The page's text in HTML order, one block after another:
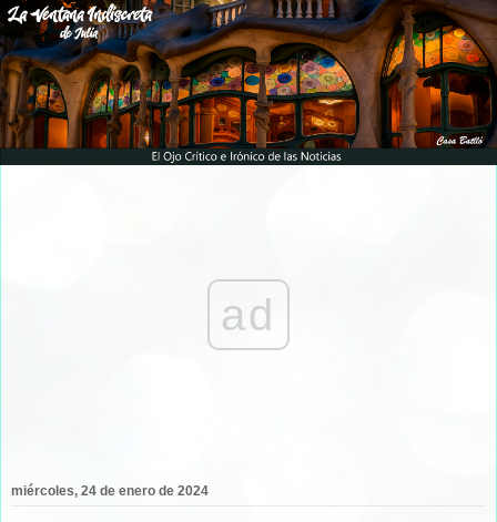
ad
miércoles, 24 de enero de 2024